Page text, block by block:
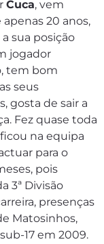
Cuca, vem
20 anos,
sua posição
jogador
tem bom
seus
gosta de sair a
Fez quase toda
na equipa
para o
pois
3ª Divisão
presenças
Matosinhos,
17 em 2009.